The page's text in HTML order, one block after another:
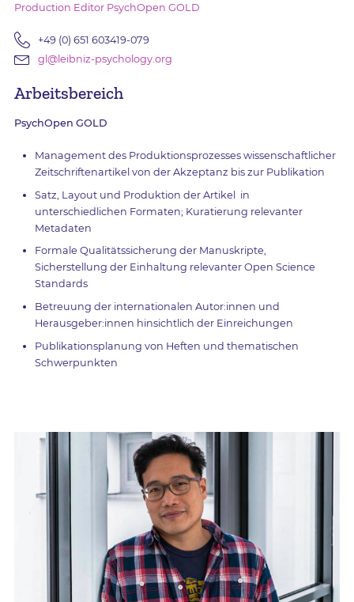
Production Editor PsychOpen GOLD
+49 (0) 651 603419-079
gl@leibniz-psychology.org
Arbeitsbereich
PsychOpen GOLD
Management des Produktionsprozesses wissenschaftlicher
Zeitschriftenartikel von der Akzeptanz bis zur Publikation
Satz, Layout und Produktion der Artikel in
unterschiedlichen Formaten; Kuratierung relevanter
Metadaten
Formale Qualitätssicherung der Manuskripte,
Sicherstellung der Einhaltung relevanter Open Science
Standards
Betreuung der internationalen Autor:innen und
Herausgeber:innen hinsichtlich der Einreichungen
Publikationsplanung von Heften und thematischen
Schwerpunkten